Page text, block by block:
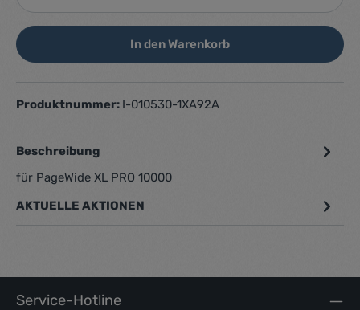
In den Warenkorb
Produktnummer: I-010530-1XA92A
Beschreibung
für PageWide XL PRO 10000
AKTUELLE AKTIONEN
Service-Hotline